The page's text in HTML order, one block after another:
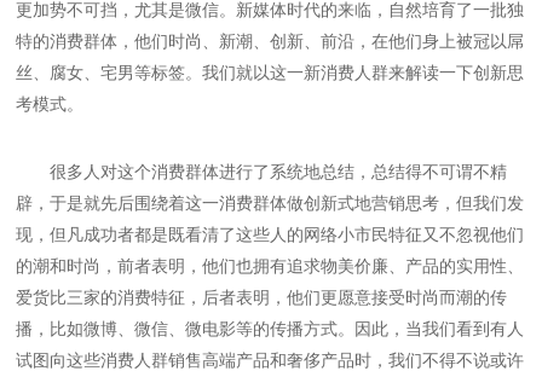
更加势不可挡，尤其是微信。新媒体时代的来临，自然培育了一批独
特的消费群体，他们时尚、新潮、创新、前沿，在他们身上被冠以屌
丝、腐女、宅男等标签。我们就以这一新消费人群来解读一下创新思
考模式。
很多人对这个消费群体进行了系统地总结，总结得不可谓不精
辟，于是就先后围绕着这一消费群体做创新式地营销思考，但我们发
现，但凡成功者都是既看清了这些人的网络小市民特征又不忽视他们
的潮和时尚，前者表明，他们也拥有追求物美价廉、产品的实用性、
爱货比三家的消费特征，后者表明，他们更愿意接受时尚而潮的传
播，比如微博、微信、微电影等的传播方式。因此，当我们看到有人
试图向这些消费人群销售高端产品和奢侈产品时，我们不得不说或许